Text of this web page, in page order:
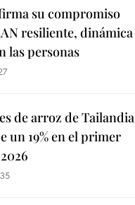
su compromiso
resiliente, dinámica
las personas
de arroz de Tailandia
un 19% en el primer